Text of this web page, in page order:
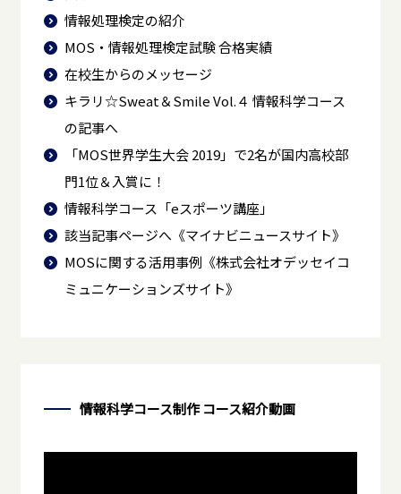
情報処理検定の紹介
MOS・情報処理検定試験 合格実績
在校生からのメッセージ
キラリ☆Sweat＆Smile Vol.４ 情報科学コース
の記事へ
「MOS世界学生大会 2019」で2名が国内高校部
門1位＆入賞に！
情報科学コース「eスポーツ講座」
該当記事ページへ《マイナビニュースサイト》
MOSに関する活用事例《株式会社オデッセイコ
ミュニケーションズサイト》
情報科学コース制作 コース紹介動画